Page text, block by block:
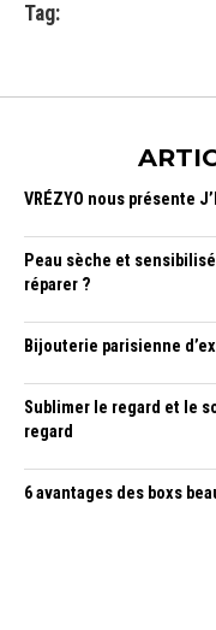
Tag:
VRÉZYO nous présente
Peau sèche et
réparer ?
Bijouterie parisienne
Sublimer le regard et le
regard
6 avantages des boxs